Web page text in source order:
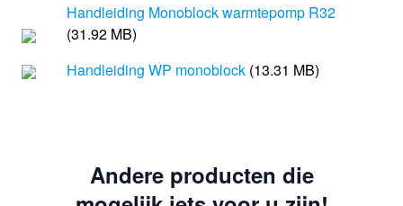
Handleiding Monoblock warmtepomp R32
(31.92 MB)
Handleiding WP monoblock (13.31 MB)
Andere producten die